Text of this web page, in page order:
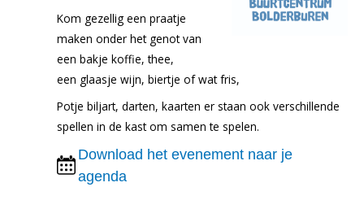
Kom gezellig een praatje
maken onder het genot van
een bakje koffie, thee,
een glaasje wijn, biertje of wat fris,
Potje biljart, darten, kaarten er staan ook verschillende
spellen in de kast om samen te spelen.
Download het evenement naar je
agenda